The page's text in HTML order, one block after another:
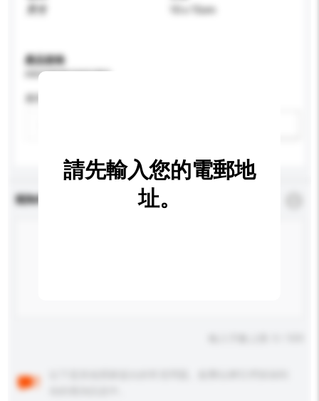
10 x 15cm
產品規格
請提供您對產品的特定要求。
查詢內容
請先輸入您的電郵地
址。